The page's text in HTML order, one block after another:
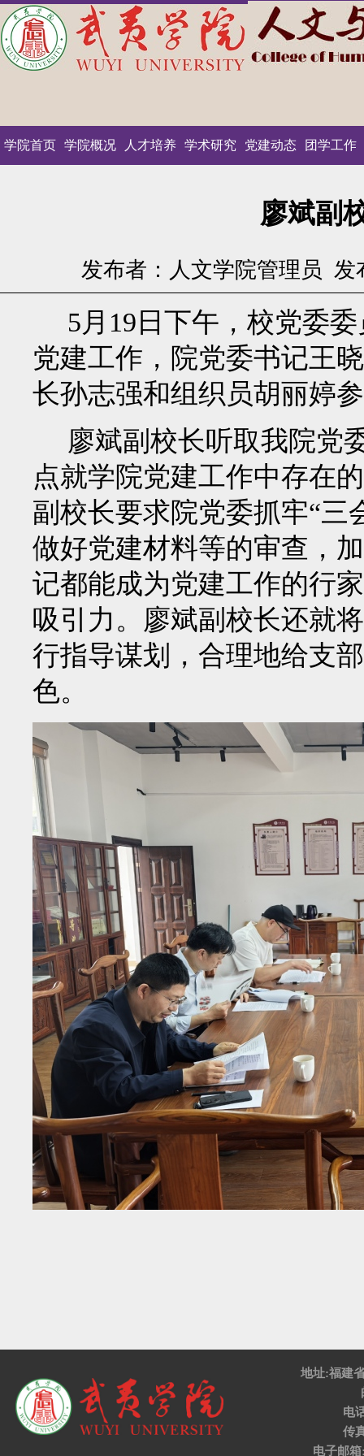
学院首页 学院概况 人才培养 学术研究 党建动态 团学工作
廖斌副
发布者：人文学院管理员 发
5月19日下午，校党委
党建工作，院党委书记王
长孙志强和组织员胡丽婷
廖斌副校长听取我院党
点就学院党建工作中存在
副校长要求院党委抓牢“三
做好党建材料等的审查，
记都能成为党建工作的行
吸引力。廖斌副校长还就
行指导谋划，合理地给支
色。
地址:福建
电
传
电子邮